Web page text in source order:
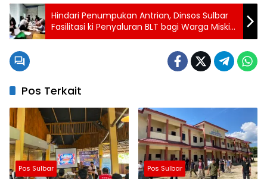
Hindari Penumpukan Antrian, Dinsos Sulbar
Fasilitasi ki Penyaluran BLT bagi Warga Miskin
Ekstrem
Pos Terkait
Pos Sulbar Pos Sulbar